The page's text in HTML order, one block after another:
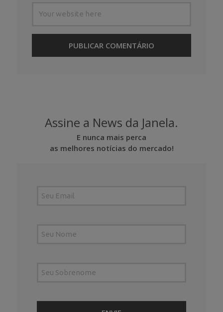
Assine a News da Janela.
E nunca mais perca
as melhores notícias do mercado!